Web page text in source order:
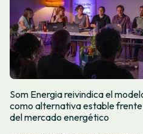
Som Energia reivindica el
como alternativa estable
del mercado energético